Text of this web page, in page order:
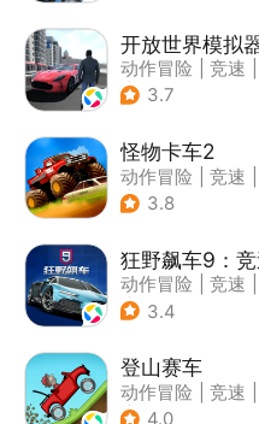
开放世界模拟
动作冒险 竞速
| 开放世界
3.7
怪物卡车2
动作冒险 竞速
| 卡通
3.8
动作冒险 竞速
| 狂野飙车
3.4
登山赛车
动作冒险 竞速
| 卡通
4.0